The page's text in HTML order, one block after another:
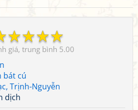
☆
☆
☆
☆
5.00
bát cú
Trịnh-Nguyễn
dịch